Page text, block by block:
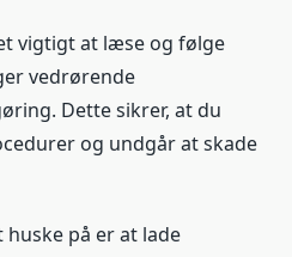
vigtigt at læse og følge
vedrørende
Dette sikrer, at du
og undgår at skade
på er at lade